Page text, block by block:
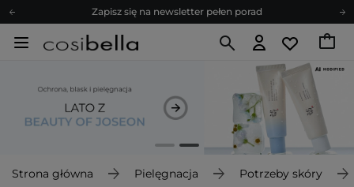
Zapisz się na newsletter pełen porad
Bezpłatne konsultacje kosmetologiczne
Poleć nas i zyskaj jeszcze więcej punktów
Zapisz się na newsletter pełen porad
Strona główna Pielęgnacja Potrzeby skóry